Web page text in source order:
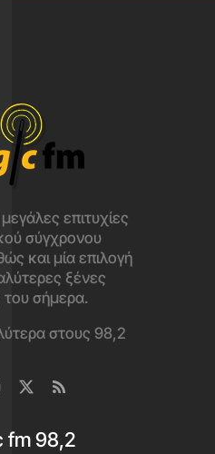
επιτυχίες
σύγχρονου
και μία επιλογή
ξένες
του σήμερα.
στους 98,2
fm 98,2